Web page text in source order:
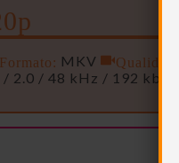
Formato: MKV Qualidade:
2.0 / 48 kHz / 192 kbps